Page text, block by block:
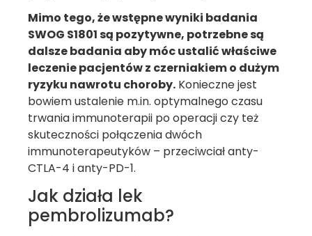
Mimo tego, że wstępne wyniki badania
SWOG S1801 są pozytywne, potrzebne są
dalsze badania aby móc ustalić właściwe
leczenie pacjentów z czerniakiem o dużym
ryzyku nawrotu choroby. Konieczne jest
bowiem ustalenie m.in. optymalnego czasu
trwania immunoterapii po operacji czy też
skuteczności połączenia dwóch
immunoterapeutyków – przeciwciał anty-
CTLA-4 i anty-PD-1.
Jak działa lek
pembrolizumab?